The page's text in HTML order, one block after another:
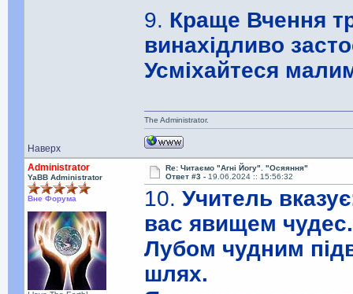
9. Краще Вчення
винахідливо
Усміхайтеся
Наверх
The Administrator.
Administrator
YaBB Administrator
Вне Форума
Re: Читаємо "Агні Йогу". "Осяяння"
Ответ #3 - 19.06.2024 :: 15:56:32
10.Учитель
вас явищем чудес.
Лубом чудним
шлях.